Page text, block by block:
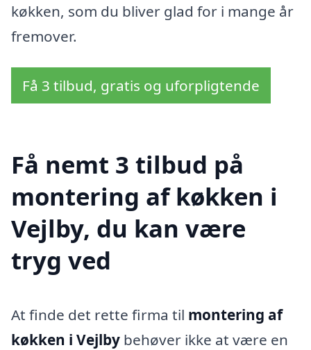
køkken, som du bliver glad for i mange år
fremover.
Få 3 tilbud, gratis og uforpligtende
Få nemt 3 tilbud på
montering af køkken i
Vejlby, du kan være
tryg ved
At finde det rette firma til montering af
køkken i Vejlby behøver ikke at være en